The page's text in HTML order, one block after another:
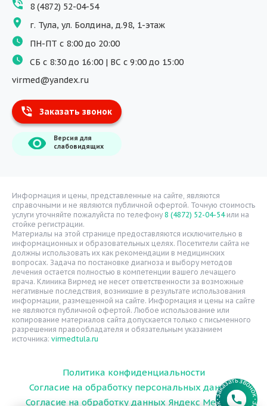
Программы обучения
Физиотерапия
ДМС
Массаж
Тест на хеликобактер
Информация
О компании
Расписание врачей
Надзорные органы
Статьи
Вопрос-ответ
Видео
Вакансии
Карта сайта
Контакты
8 (4872) 52-04-54
г. Тула, ул. Болдина, д.98, 1-этаж
ПН-ПТ с 8:00 до 20:00
СБ с 8:30 до 16:00 | ВС с 9:00 до 15:00
virmed@yandex.ru
Заказать звонок
Версия для
слабовидящих
Информация и цены, представленные на сайте, являются
справочными и не являются публичной офертой. Точную стоимость
услуги уточняйте пожалуйста по телефону 8 (4872) 52-04-54или на
стойке регистрации.
Материалы на этой странице предоставляются исключительно в
информационных и образовательных целях. Посетители сайта не
должны использовать их как рекомендации в медицинских
вопросах. Задача по постановке диагноза и выбору методов
лечения остается полностью в компетенции вашего лечащего
врача. Клиника Вирмед не несет ответственности за возможные
негативные последствия, возникшие в результате использования
информации, размещенной на сайте. Информация и цены на сайте
не являются публичной офертой. Любое использование или
копирование материалов сайта допускается только с письменного
разрешения правообладателя и обязательным указанием
источника: virmedtula.ru
Политика конфиденциальности
Согласие на обработку персональных данных
Согласие на обработку данных Яндекс Метрика